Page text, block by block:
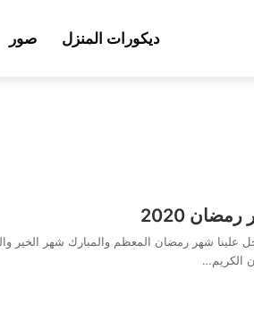
ديكورات المنزل صور
2020
شهر رمضان المعظم والمبارك شهر الخير
الكريم…